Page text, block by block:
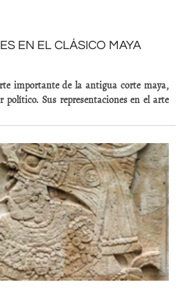
EN EL CLÁSICO MAYA
importante de la antigua corte maya,
político. Sus representaciones en el arte